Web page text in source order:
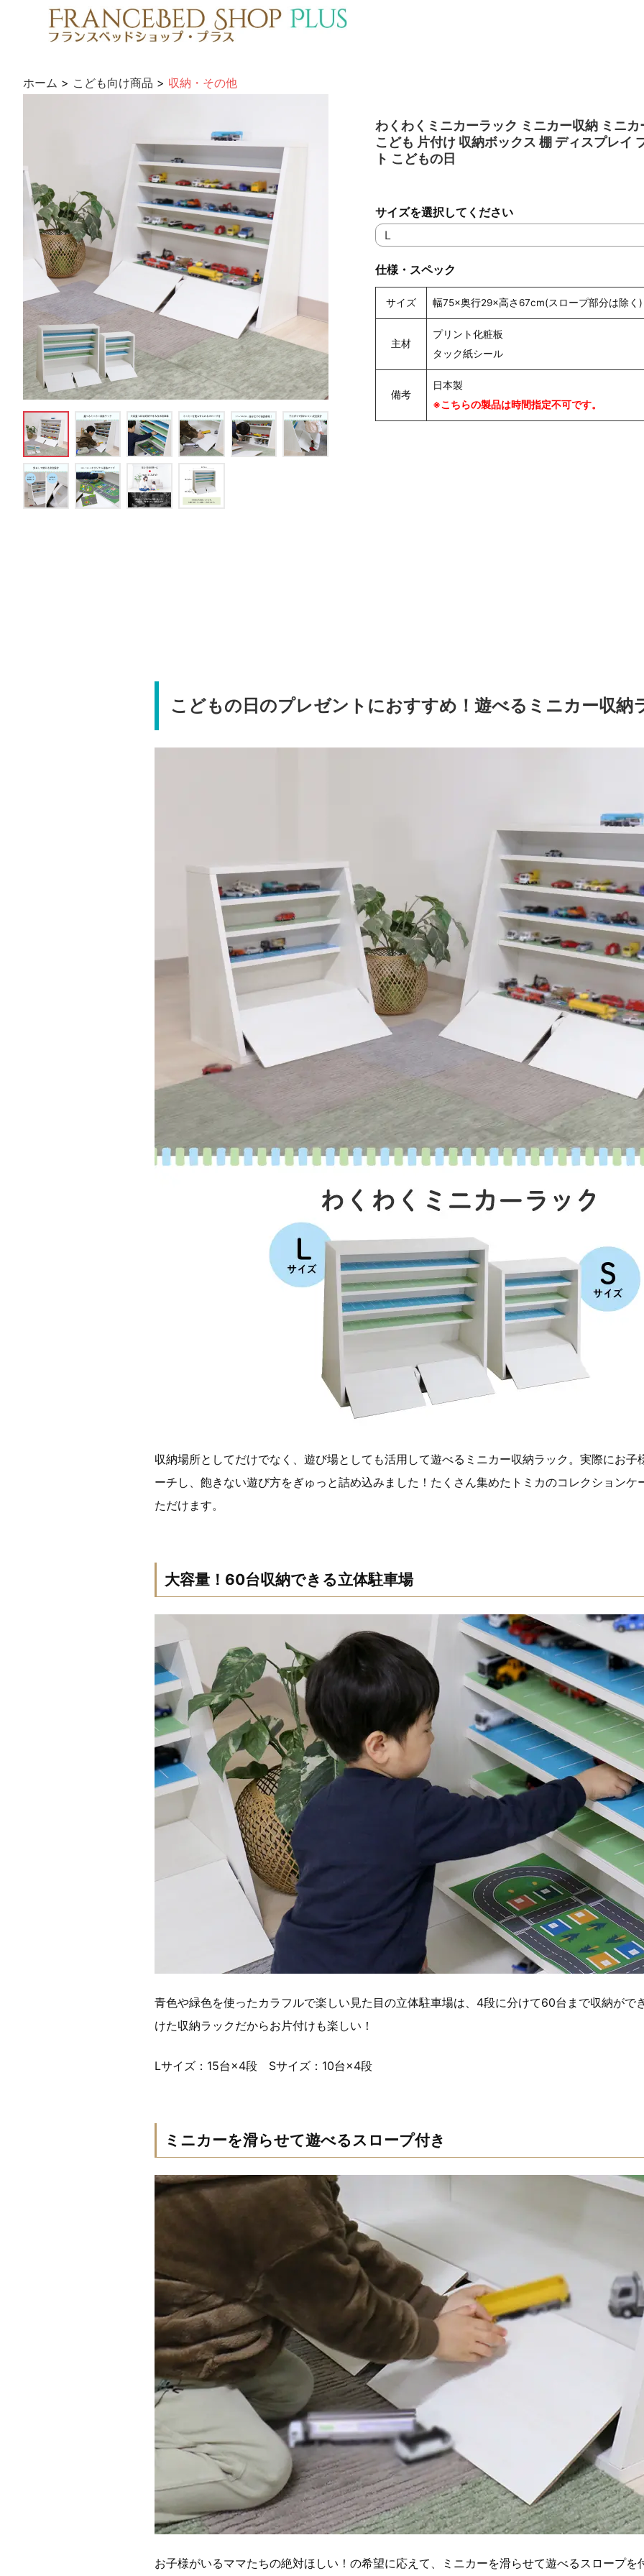
ホーム > こども向け商品 > 収納・その他
わくわくミニカーラック ミニカー収納 ミニカ
こども 片付け 収納ボックス 棚 ディスプレイ
ト こどもの日
サイズを選択してください
仕様・スペック
サイズ 幅75×奥行29×高さ67cm(スロープ部分は除く)
主材
プリント化粧板
タック紙シール
備考
日本製
※こちらの製品は時間指定不可です。
こどもの日のプレゼントにおすすめ！遊べるミニカー収納
収納場所としてだけでなく、遊び場としても活用して遊べるミニカー収納ラック。実際にお子
ーチし、飽きない遊び方をぎゅっと詰め込みました！たくさん集めたトミカのコレクションケ
ただけます。
大容量！60台収納できる立体駐車場
青色や緑色を使ったカラフルで楽しい見た目の立体駐車場は、4段に分けて60台まで収納がで
けた収納ラックだからお片付けも楽しい！
Lサイズ：15台×4段 Sサイズ：10台×4段
ミニカーを滑らせて遊べるスロープ付き
お子様がいるママたちの絶対ほしい！の希望に応えて、ミニカーを滑らせて遊べるスロープを